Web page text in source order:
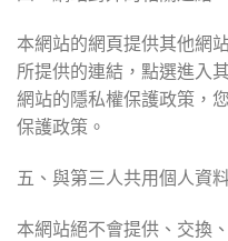
本網站的網頁提供其他網
所提供的連結，點選進入
網站的隱私權保護政策，
保護政策。
五、與第三人共用個人資
本網站絕不會提供、交換